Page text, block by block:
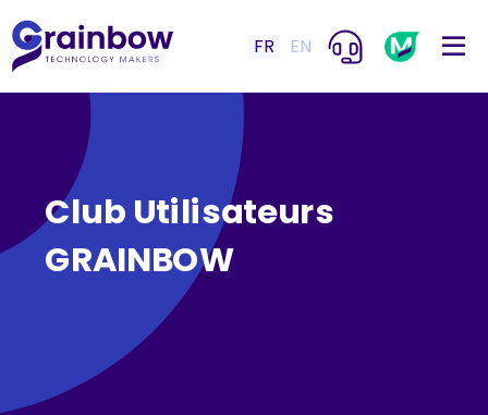
FR EN
Club Utilisateurs
GRAINBOW